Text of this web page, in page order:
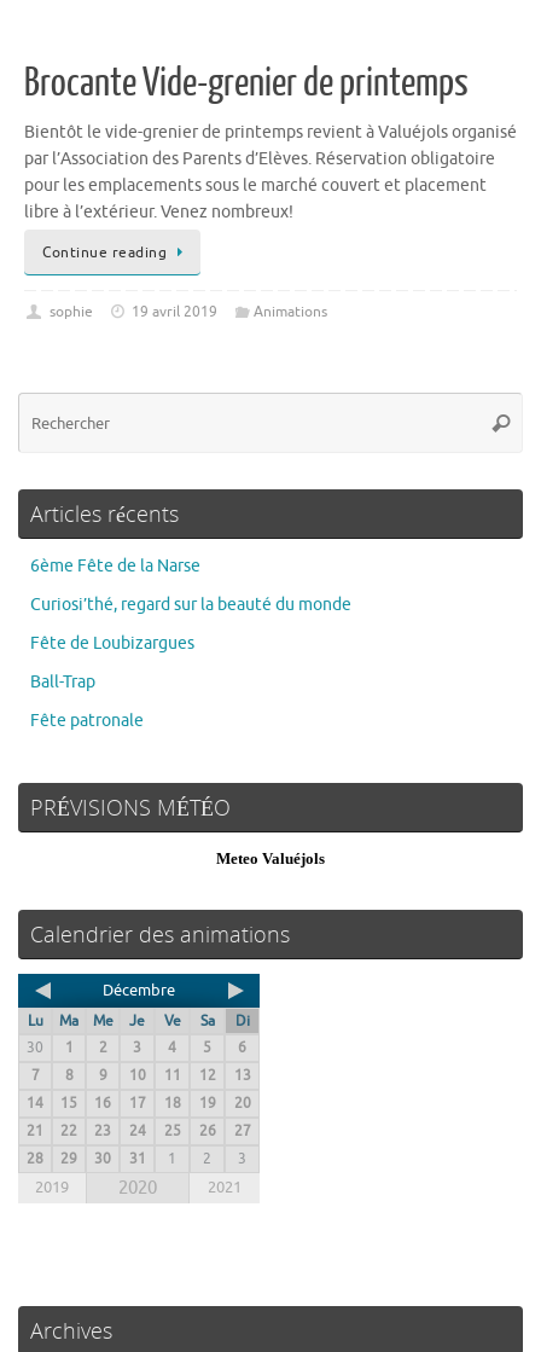
Brocante Vide-grenier de printemps
Bientôt le vide-grenier de printemps revient à Valuéjols organisé
par l’Association des Parents d’Elèves. Réservation obligatoire
pour les emplacements sous le marché couvert et placement
libre à l’extérieur. Venez nombreux!
Continue reading
sophie 19 avril 2019 Animations
Articles récents
6ème Fête de la Narse
Curiosi’thé, regard sur la beauté du monde
Fête de Loubizargues
Ball-Trap
Fête patronale
PRÉVISIONS MÉTÉO
Meteo Valuéjols
Calendrier des animations
Décembre
Lu Ma Me Je Ve Sa
Di
30
1 2 3 4 5
6
7
8 9 10 11 12
13
14
15 16 17 18 19
20
21
22 23 24 25 26
27
28
29 30 31 1 2 3
2019 2020 2021
Archives